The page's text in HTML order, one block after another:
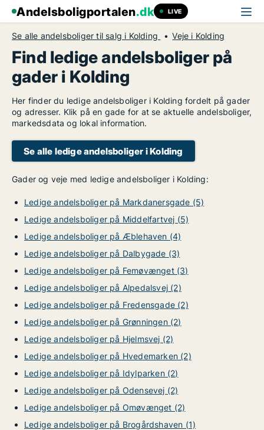
Andelsboligportalen.dk LIVE
Se alle andelsboliger til salg i Kolding Veje i Kolding
Find ledige andelsboliger på
gader i Kolding
Her finder du ledige andelsboliger i Kolding fordelt på gader
og adresser. Klik på en gade for at se aktuelle andelsboliger,
markedsdata og lokal information.
Se alle ledige andelsboliger i Kolding
Gader og veje med ledige andelsboliger i Kolding:
Ledige andelsboliger på Markdanersgade (5)
Ledige andelsboliger på Middelfartvej (5)
Ledige andelsboliger på Æblehaven (4)
Ledige andelsboliger på Dalbygade (3)
Ledige andelsboliger på Femøvænget (3)
Ledige andelsboliger på Alpedalsvej (2)
Ledige andelsboliger på Fredensgade (2)
Ledige andelsboliger på Grønningen (2)
Ledige andelsboliger på Hjelmsvej (2)
Ledige andelsboliger på Hvedemarken (2)
Ledige andelsboliger på Idylparken (2)
Ledige andelsboliger på Odensevej (2)
Ledige andelsboliger på Omøvænget (2)
Ledige andelsboliger på Brogårdshaven (1)